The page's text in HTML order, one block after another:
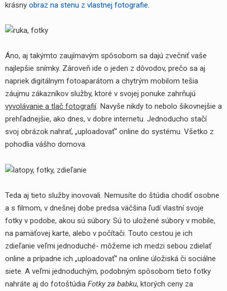
krásny obraz na stenu z vlastnej fotografie.
Áno, aj takýmto zaujímavým spôsobom sa dajú zvečniť vaše
najlepšie snímky. Zároveň ide o jeden z dôvodov, prečo sa aj
napriek digitálnym fotoaparátom a chytrým mobilom tešia
záujmu zákazníkov služby, ktoré v svojej ponuke zahrňujú
vyvolávanie a tlač fotografií. Navyše nikdy to nebolo šikovnejšie a
prehľadnejšie, ako dnes, v dobre internetu. Jednoducho stačí
svoj obrázok nahrať, „uploadovať“ online do systému. Všetko z
pohodlia vášho domova.
Teda aj tieto služby inovovali. Nemusíte do štúdia chodiť osobne
a s filmom, v dnešnej dobe predsa väčšina ľudí vlastní svoje
fotky v podobe, akou sú súbory. Sú to uložené súbory v mobile,
na pamäťovej karte, alebo v počítači. Touto cestou je ich
zdieľanie veľmi jednoduché- môžeme ich medzi sebou zdielať
online a prípadne ich „uploadovať“ na online úložiská či sociálne
siete. A veľmi jednoduchým, podobným spôsobom tieto fotky
nahráte aj do fotoštúdia Fotky za babku, ktorých ceny za